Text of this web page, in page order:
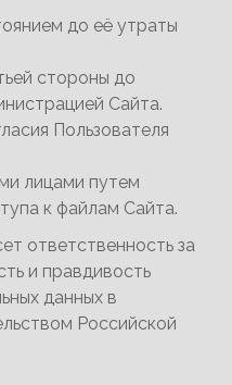
до её утраты
стороны до
Сайта.
Пользователя
лицами путем
к файлам Сайта.
ответственность за
и правдивость
данных в
Российской